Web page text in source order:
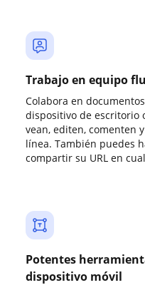
Trabajo en equipo
Colabora en
dispositivo de escritorio
vean, editen, comenten
línea. También puedes
compartir su URL en
Potentes
dispositivo móvil